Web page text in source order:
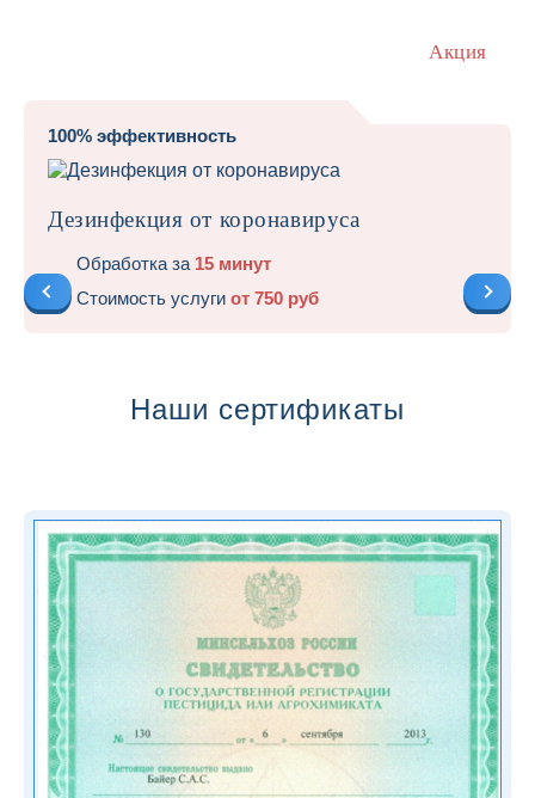
Акция
100% эффективность
Дезинфекция от коронавируса
Обработка за 15 минут
Стоимость услуги от 750 руб
Наши сертификаты